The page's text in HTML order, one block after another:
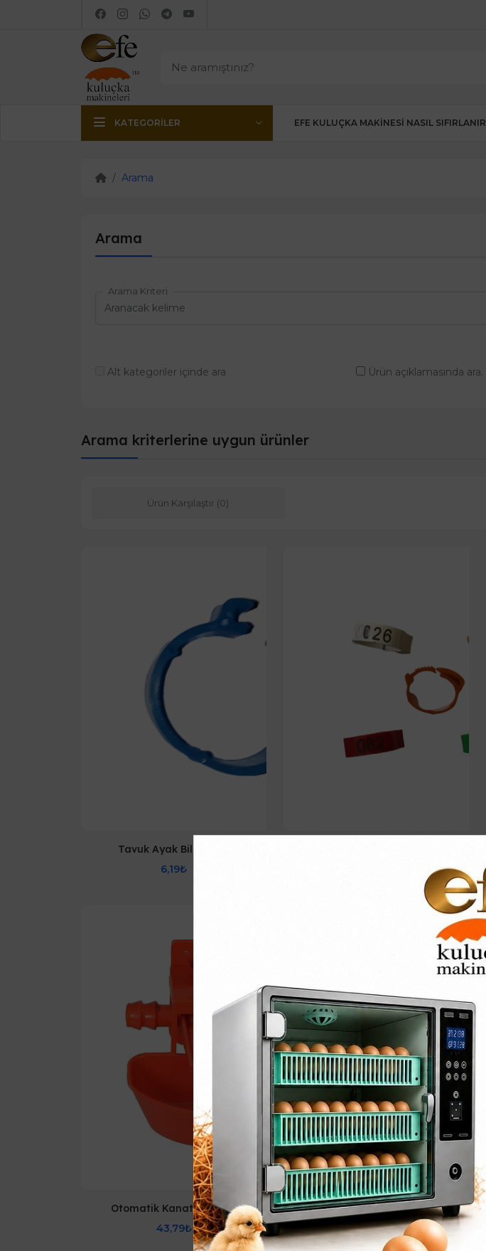
KATEGORILER EFE KULUÇKA MAKINESI NASIL SIFIRLANIR
Arama
Arama
Arama Kriteri
Alt kategoriler içinde ara Ürün açıklamasında ara.
Arama kriterlerine uygun ürünler
Ürün Karşılaştır (0)
Tavuk Ayak Bilezikleri
6,19₺
Otomatik Kanatlı Suluğu
43,79₺
Şamandıralı Tavuk Sulukları
42,84₺